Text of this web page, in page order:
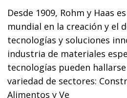
Desde 1909, Rohm y Haas
mundial en la creación y el
tecnologías y soluciones
industria de materiales
tecnologías pueden
variedad de sectores:
Alimentos y Ve